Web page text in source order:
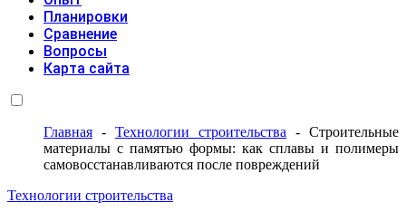
Планировки
Сравнение
Вопросы
Карта сайта
Главная - Технологии строительства - Строительные
материалы с памятью формы: как сплавы и полимеры
самовосстанавливаются после повреждений
Технологии строительства